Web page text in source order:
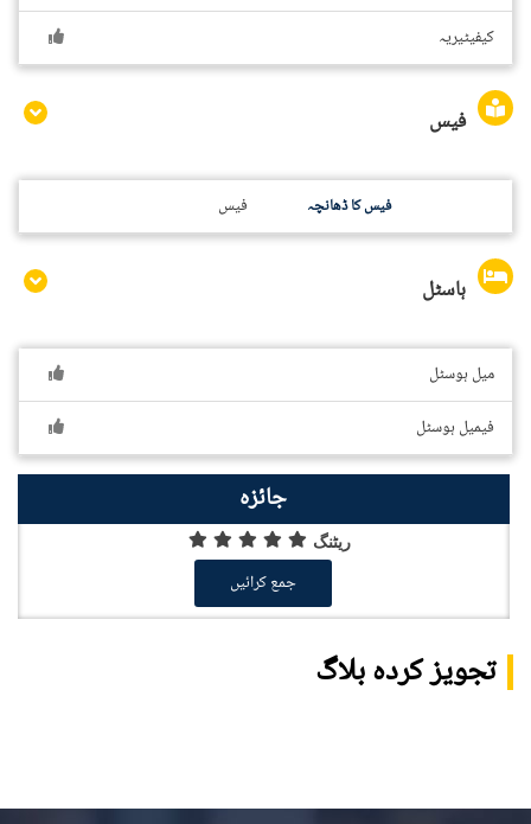
کیفیٹیریہ
فیس
فیس فیس کا ڈھانچہ
ہاسٹل
میل ہوسٹل
فیمیل ہوسٹل
جائزہ
ریٹنگ
جمع کرائیں
تجویز کردہ بلاگ